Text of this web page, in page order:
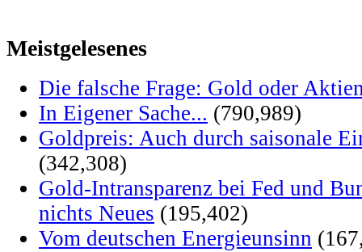
Meistgelesenes
Die falsche Frage: Gold oder
In Eigener Sache... (790,989)
Goldpreis: Auch durch saisonale
(342,308)
Gold-Intransparenz bei Fed und
nichts Neues (195,402)
Vom deutschen Energieunsinn